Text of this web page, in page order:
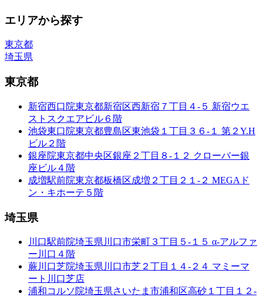
エリアから探す
東京都
埼玉県
東京都
新宿西口院東京都新宿区西新宿７丁目４-５ 新宿ウエ
ストスクエアビル６階
池袋東口院東京都豊島区東池袋１丁目３６-１ 第２Y.H
ビル２階
銀座院東京都中央区銀座２丁目８-１２ クローバー銀
座ビル４階
成増駅前院東京都板橋区成増２丁目２１-２ MEGAド
ン・キホーテ５階
埼玉県
川口駅前院埼玉県川口市栄町３丁目５-１５ α-アルファ
ー川口４階
蕨川口芝院埼玉県川口市芝２丁目１４-２４ マミーマ
ート川口芝店
浦和コルソ院埼玉県さいたま市浦和区高砂１丁目１２-